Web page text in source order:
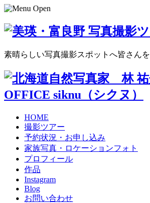
素晴らしい写真撮影スポットへ皆さんを
HOME
撮影ツアー
予約状況・お申し込み
家族写真・ロケーションフォト
プロフィール
作品
Instagram
Blog
お問い合わせ